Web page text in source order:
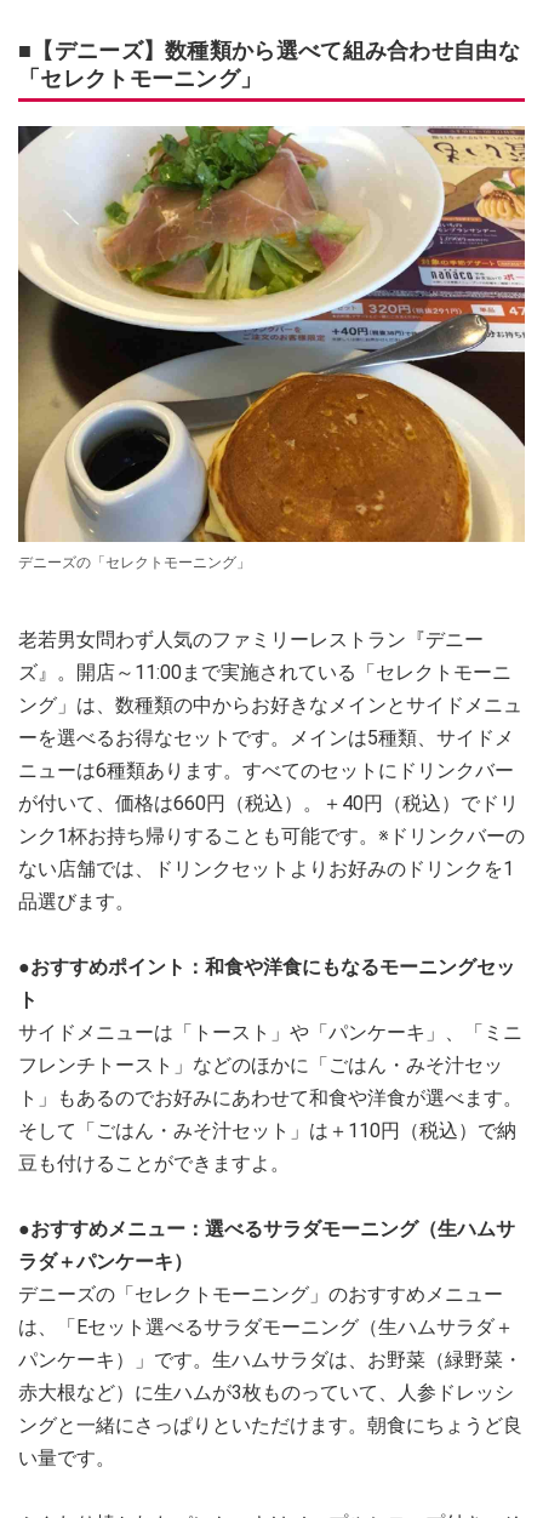
■【デニーズ】数種類から選べて組み合わせ自由な
「セレクトモーニング」
デニーズの「セレクトモーニング」
老若男女問わず人気のファミリーレストラン『デニー
ズ』。開店～11:00まで実施されている「セレクトモーニ
ング」は、数種類の中からお好きなメインとサイドメニュ
ーを選べるお得なセットです。メインは5種類、サイドメ
ニューは6種類あります。すべてのセットにドリンクバー
が付いて、価格は660円（税込）。＋40円（税込）でドリ
ンク1杯お持ち帰りすることも可能です。※ドリンクバーの
ない店舗では、ドリンクセットよりお好みのドリンクを1
品選びます。
●おすすめポイント：和食や洋食にもなるモーニングセッ
ト
サイドメニューは「トースト」や「パンケーキ」、「ミニ
フレンチトースト」などのほかに「ごはん・みそ汁セッ
ト」もあるのでお好みにあわせて和食や洋食が選べます。
そして「ごはん・みそ汁セット」は＋110円（税込）で納
豆も付けることができますよ。
●おすすめメニュー：選べるサラダモーニング（生ハムサ
ラダ＋パンケーキ）
デニーズの「セレクトモーニング」のおすすめメニュー
は、「Eセット選べるサラダモーニング（生ハムサラダ＋
パンケーキ）」です。生ハムサラダは、お野菜（緑野菜・
赤大根など）に生ハムが3枚ものっていて、人参ドレッシ
ングと一緒にさっぱりといただけます。朝食にちょうど良
い量です。